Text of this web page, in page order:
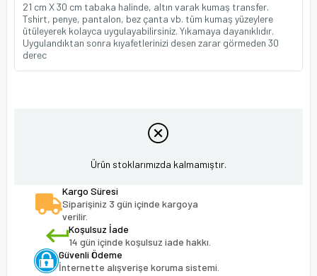
21 cm X 30 cm tabaka halinde, altın varak kumaş transfer.
Tshirt, penye, pantalon, bez çanta vb. tüm kumaş yüzeylere
ütüleyerek kolayca uygulayabilirsiniz. Yıkamaya dayanıklıdır.
Uygulandıktan sonra kıyafetlerinizi desen zarar görmeden 30
derec
Ürün stoklarımızda kalmamıştır.
Kargo Süresi
Siparişiniz 3 gün içinde kargoya
verilir.
Koşulsuz İade
14 gün içinde koşulsuz iade hakkı.
Güvenli Ödeme
İnternette alışverişe koruma sistemi.